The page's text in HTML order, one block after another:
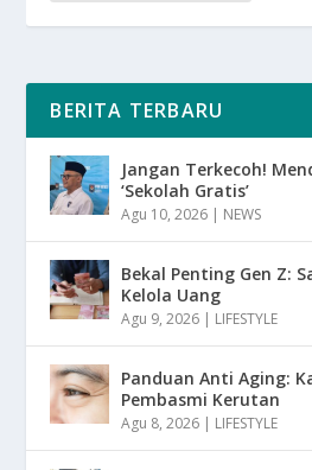
BERITA TERBARU
Jangan Terkecoh!
‘Sekolah Gratis’
Agu 10, 2026 | NEWS
Bekal Penting Gen Z:
Kelola Uang
Agu 9, 2026 | LIFESTYLE
Panduan Anti Aging:
Pembasmi Kerutan
Agu 8, 2026 | LIFESTYLE